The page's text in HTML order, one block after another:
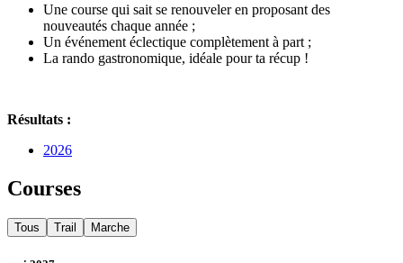
Une course qui sait se renouveler en proposant des
nouveautés chaque année ;
Un événement éclectique complètement à part ;
La rando gastronomique, idéale pour ta récup !
Résultats :
2026
Courses
Tous Trail Marche